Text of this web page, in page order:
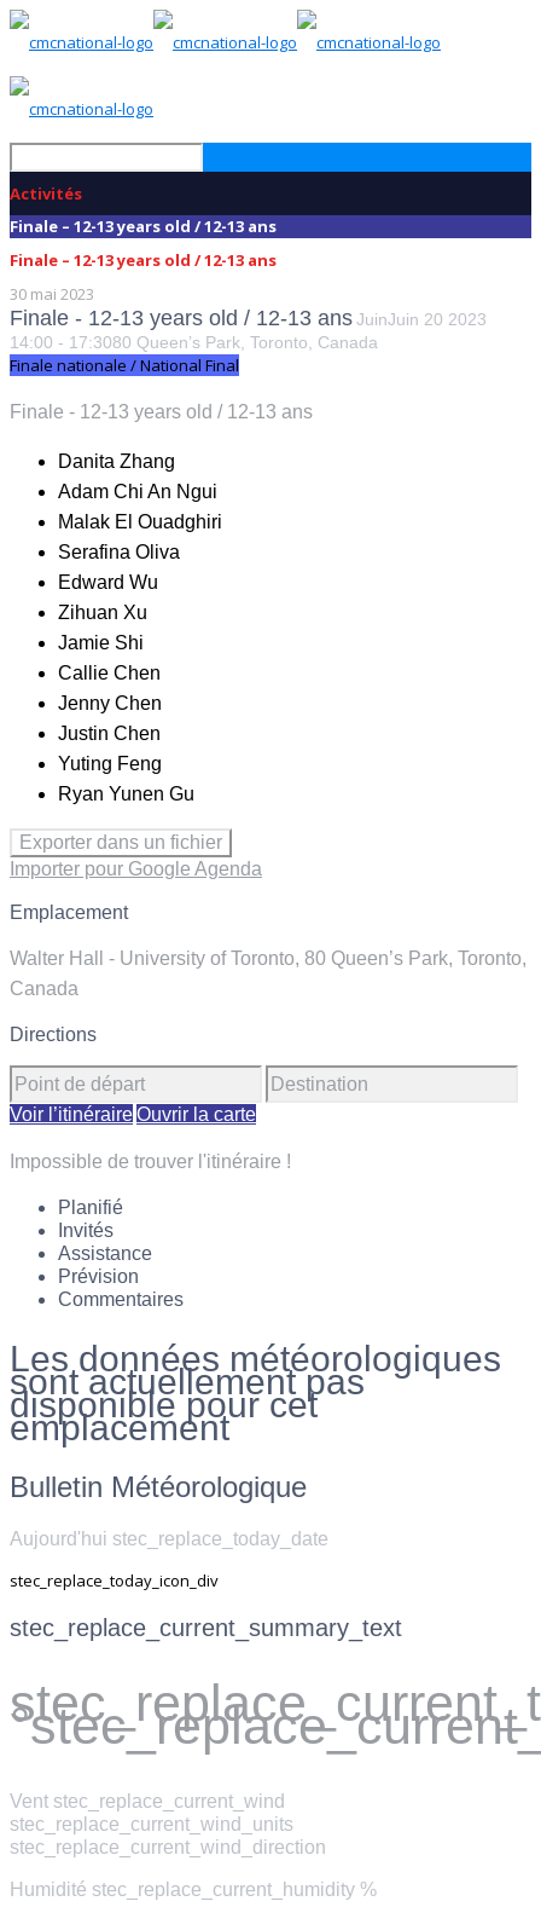
Activités
Finale – 12-13 years old / 12-13 ans
Finale – 12-13 years old / 12-13 ans
30 mai 2023
Finale - 12-13 years old / 12-13 ansJuinJuin 20 2023
14:00 - 17:3080 Queen’s Park, Toronto, Canada
Finale nationale / National Final
Finale - 12-13 years old / 12-13 ans
Danita Zhang
Adam Chi An Ngui
Malak El Ouadghiri
Serafina Oliva
Edward Wu
Zihuan Xu
Jamie Shi
Callie Chen
Jenny Chen
Justin Chen
Yuting Feng
Ryan Yunen Gu
Exporter dans un fichier
Importer pour Google Agenda
Emplacement
Walter Hall - University of Toronto, 80 Queen’s Park, Toronto,
Canada
Directions
Voir l’itinéraireOuvrir la carte
Impossible de trouver l'itinéraire !
Planifié
Invités
Assistance
Prévision
Commentaires
Les données météorologiques
sont actuellement pas
disponible pour cet
emplacement
Bulletin Météorologique
Aujourd'hui stec_replace_today_date
stec_replace_today_icon_div
stec_replace_current_summary_text
Vent stec_replace_current_wind
stec_replace_current_wind_units
stec_replace_current_wind_direction
Humidité stec_replace_current_humidity %